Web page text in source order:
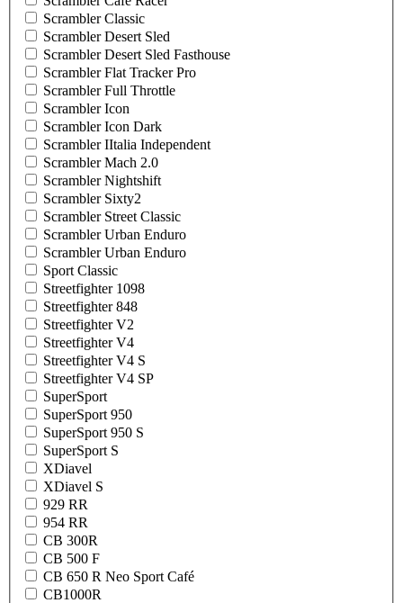
Scrambler Classic
Scrambler Desert Sled
Scrambler Desert Sled Fasthouse
Scrambler Flat Tracker Pro
Scrambler Full Throttle
Scrambler Icon
Scrambler Icon Dark
Scrambler IItalia Independent
Scrambler Mach 2.0
Scrambler Nightshift
Scrambler Sixty2
Scrambler Street Classic
Scrambler Urban Enduro
Scrambler Urban Enduro
Sport Classic
Streetfighter 1098
Streetfighter 848
Streetfighter V2
Streetfighter V4
Streetfighter V4 S
Streetfighter V4 SP
SuperSport
SuperSport 950
SuperSport 950 S
SuperSport S
XDiavel
XDiavel S
929 RR
954 RR
CB 300R
CB 500 F
CB 650 R Neo Sport Café
CB1000R